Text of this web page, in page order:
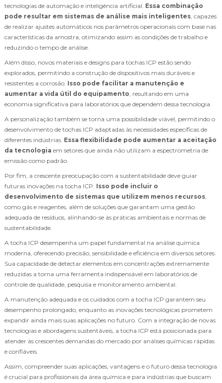
tecnologias de automação e inteligência artificial. Essa combinação
pode resultar em sistemas de análise mais inteligentes, capazes
de realizar ajustes automáticos nos parâmetros operacionais com base nas
características da amostra, otimizando assim as condições de trabalho e
reduzindo o tempo de análise.
Além disso, novos materiais e designs para tochas ICP estão sendo
explorados, permitindo a construção de dispositivos mais duráveis e
resistentes a corrosão. Isso pode facilitar a manutenção e
aumentar a vida útil do equipamento, resultando em uma
economia significativa para laboratórios que dependem dessa tecnologia.
A personalização também se torna uma possibilidade viável, permitindo o
desenvolvimento de tochas ICP adaptadas às necessidades específicas de
diferentes indústrias. Essa flexibilidade pode aumentar a aceitação
da tecnologia em setores que ainda não utilizam a espectrometria de
emissão como padrão.
Por fim, a crescente preocupação com a sustentabilidade deve guiar
futuras inovações na tocha ICP. Isso pode incluir o
desenvolvimento de sistemas que utilizem menos recursos,
como gás e reagentes, além de soluções que garantam uma gestão
adequada de resíduos, alinhando-se às práticas ambientais e normas de
sustentabilidade.
A tocha ICP desempenha um papel fundamental na análise química
moderna, oferecendo precisão, sensibilidade e eficiência em diversos setores.
Sua capacidade de detectar elementos em concentrações extremamente
reduzidas a torna uma ferramenta indispensável em laboratórios de
controle de qualidade, pesquisa e monitoramento ambiental.
A manutenção adequada e os cuidados com a tocha ICP garantem seu
desempenho prolongado, enquanto as inovações tecnológicas prometem
expandir ainda mais suas aplicações no futuro. Com a integração de novas
tecnologias e abordagens sustentáveis, a tocha ICP está posicionada para
atender às crescentes demandas do mercado por análises químicas rápidas
e confiáveis.
Assim, compreender suas aplicações, vantagens e o futuro dessa tecnologia
é crucial para profissionais da área química e para indústrias que buscam